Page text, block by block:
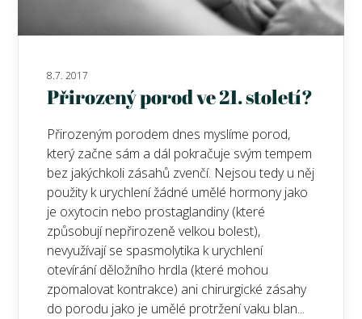
8.7. 2017
Přirozený porod ve 21. století?
Přirozeným porodem dnes myslíme porod,
který začne sám a dál pokračuje svým tempem
bez jakýchkoli zásahů zvenčí. Nejsou tedy u něj
použity k urychlení žádné umělé hormony jako
je oxytocin nebo prostaglandiny (které
způsobují nepřirozeně velkou bolest),
nevyužívají se spasmolytika k urychlení
otevírání děložního hrdla (které mohou
zpomalovat kontrakce) ani chirurgické zásahy
do porodu jako je umělé protržení vaku blan...